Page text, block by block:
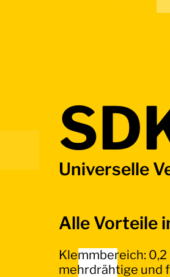
Universelle
Alle Vorteile
Klemmbereich: 0,2
mehrdrähtige und